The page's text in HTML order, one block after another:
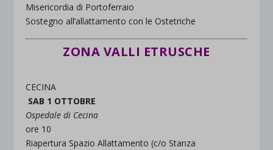
Misericordia di Portoferraio
Sostegno all’allattamento con le Ostetriche
ZONA VALLI ETRUSCHE
CECINA
SAB 1 OTTOBRE
Ospedale di Cecina
ore 10
Riapertura Spazio Allattamento (c/o Stanza
_ga_*
rientrano nelle altre categorie specifiche o che non sono stati
esplicitamente categorizzati.
wpc*